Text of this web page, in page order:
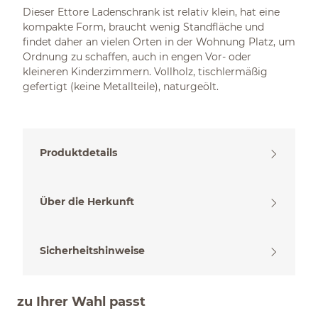
Dieser Ettore Ladenschrank ist relativ klein, hat eine
kompakte Form, braucht wenig Standfläche und
findet daher an vielen Orten in der Wohnung Platz, um
Ordnung zu schaffen, auch in engen Vor- oder
kleineren Kinderzimmern. Vollholz, tischlermäßig
gefertigt (keine Metallteile), naturgeölt.
Produktdetails
Über die Herkunft
Sicherheitshinweise
zu Ihrer Wahl passt